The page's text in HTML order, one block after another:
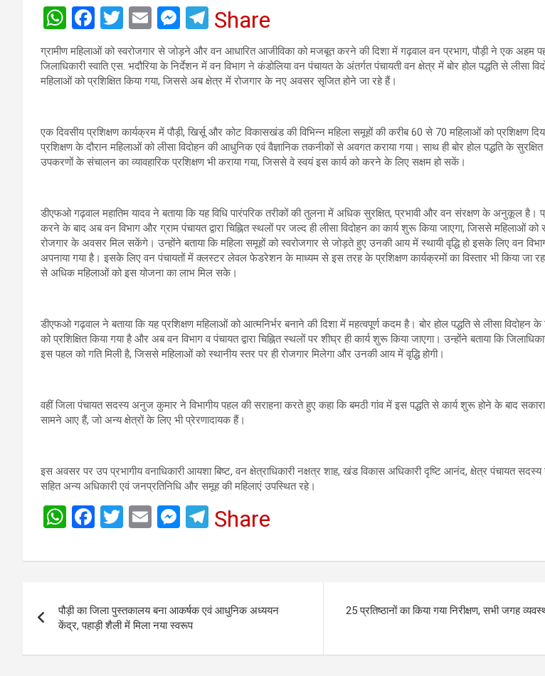
W
h
at
s
p
p
F
a
ce
b
o
k
T
wi
tt
er
E
m
ail
M
es
se
n
er
T
el
e
gr
m
Share
ग्रामीण महिलाओं को स्वरोजगार से जोड़ने और वन आधारित आजीविका को मजबूत करने की दिशा में गढ़वाल वन प्रभाग, पौड़ी ने एक अहम
जिलाधिकारी स्वाति एस. भदौरिया के निर्देशन में वन विभाग ने कंडोलिया वन पंचायत के अंतर्गत पंचायती वन क्षेत्र में बोर होल पद्धति से लीसा
महिलाओं को प्रशिक्षित किया गया, जिससे अब क्षेत्र में रोजगार के नए अवसर सृजित होने जा रहे हैं।
एक दिवसीय प्रशिक्षण कार्यक्रम में पौड़ी, खिर्सू और कोट विकासखंड की विभिन्न महिला समूहों की करीब 60 से 70 महिलाओं को प्रशिक्षण
प्रशिक्षण के दौरान महिलाओं को लीसा विदोहन की आधुनिक एवं वैज्ञानिक तकनीकों से अवगत कराया गया। साथ ही बोर होल पद्धति के
उपकरणों के संचालन का व्यावहारिक प्रशिक्षण भी कराया गया, जिससे वे स्वयं इस कार्य को करने के लिए सक्षम हो सकें।
डीएफओ गढ़वाल महातिम यादव ने बताया कि यह विधि पारंपरिक तरीकों की तुलना में अधिक सुरक्षित, प्रभावी और वन संरक्षण के अनुकूल है।
करने के बाद अब वन विभाग और ग्राम पंचायत द्वारा चिह्नित स्थलों पर जल्द ही लीसा विदोहन का कार्य शुरू किया जाएगा, जिससे महिलाओं को
रोजगार के अवसर मिल सकेंगे। उन्होंने बताया कि महिला समूहों को स्वरोजगार से जोड़ते हुए उनकी आय में स्थायी वृद्धि हो इसके लिए वन विभाग
अपनाया गया है। इसके लिए वन पंचायतों में क्लस्टर लेवल फेडरेशन के माध्यम से इस तरह के प्रशिक्षण कार्यक्रमों का विस्तार भी किया जा
से अधिक महिलाओं को इस योजना का लाभ मिल सके।
डीएफओ गढ़वाल ने बताया कि यह प्रशिक्षण महिलाओं को आत्मनिर्भर बनाने की दिशा में महत्वपूर्ण कदम है। बोर होल पद्धति से लीसा विदोहन
को प्रशिक्षित किया गया है और अब वन विभाग व पंचायत द्वारा चिह्नित स्थलों पर शीघ्र ही कार्य शुरू किया जाएगा। उन्होंने बताया कि
इस पहल को गति मिली है, जिससे महिलाओं को स्थानीय स्तर पर ही रोजगार मिलेगा और उनकी आय में वृद्धि होगी।
वहीं जिला पंचायत सदस्य अनुज कुमार ने विभागीय पहल की सराहना करते हुए कहा कि बमठी गांव में इस पद्धति से कार्य शुरू होने के बाद
सामने आए हैं, जो अन्य क्षेत्रों के लिए भी प्रेरणादायक हैं।
इस अवसर पर उप प्रभागीय वनाधिकारी आयशा बिष्ट, वन क्षेत्राधिकारी नक्षत्र शाह, खंड विकास अधिकारी दृष्टि आनंद, क्षेत्र पंचायत सदस्य
सहित अन्य अधिकारी एवं जनप्रतिनिधि और समूह की महिलाएं उपस्थित रहे।
W
at
A
p
p
F
ce
o
o
k
T
tt
E
ail
M
se
g
er
T
e
a
Share
navigation
पौड़ी का जिला पुस्तकालय बना आकर्षक एवं आधुनिक अध्ययन
केंद्र, पहाड़ी शैली में मिला नया स्वरूप
25 प्रतिष्ठानों का किया गया निरीक्षण, सभी जगह